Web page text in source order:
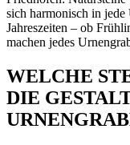
sich harmonisch in jede
Jahreszeiten – ob
machen jedes
WELCHE
DIE